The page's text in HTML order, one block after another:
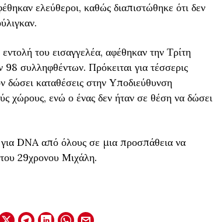
ελεύθεροι, καθώς διαπιστώθηκε ότι δεν
του εισαγγελέα, αφέθηκαν την Τρίτη
συλληφθέντων. Πρόκειται για τέσσερις
δώσει καταθέσεις στην Υποδιεύθυνση
χώρους, ενώ ο ένας δεν ήταν σε θέση να δώσει
για DNA από όλους σε μια προσπάθεια να
29χρονου Μιχάλη.